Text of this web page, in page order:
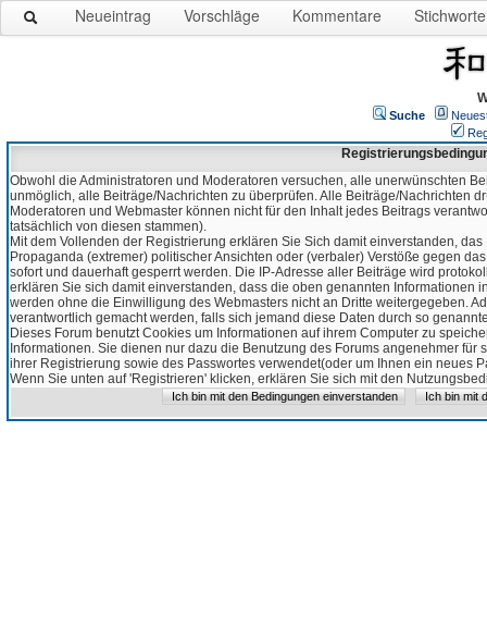
Neueintrag Vorschläge Kommentare Stichworte
Suche
Obwohl die Administratoren und Moderatoren versuchen, alle unerwünschten
unmöglich, alle Beiträge/Nachrichten zu überprüfen. Alle Beiträge/Nachrichten
Moderatoren und Webmaster können nicht für den Inhalt jedes Beitrags
tatsächlich von diesen stammen).
Mit dem Vollenden der Registrierung erklären Sie Sich damit einverstanden,
Propaganda (extremer) politischer Ansichten oder (verbaler) Verstöße gegen
sofort und dauerhaft gesperrt werden. Die IP-Adresse aller Beiträge wird
erklären Sie sich damit einverstanden, dass die oben genannten Informationen
werden ohne die Einwilligung des Webmasters nicht an Dritte weitergegeben.
verantwortlich gemacht werden, falls sich jemand diese Daten durch so
Dieses Forum benutzt Cookies um Informationen auf ihrem Computer zu
Informationen. Sie dienen nur dazu die Benutzung des Forums angenehmer
ihrer Registrierung sowie des Passwortes verwendet(oder um Ihnen ein neues
Wenn Sie unten auf 'Registrieren' klicken, erklären Sie sich mit den